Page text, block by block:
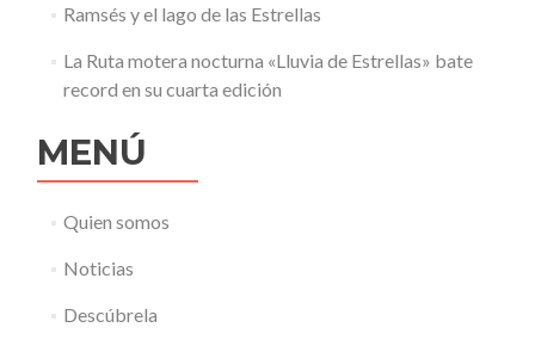
Ramsés y el lago de las Estrellas
La Ruta motera nocturna «Lluvia de Estrellas» bate
record en su cuarta edición
MENÚ
Quien somos
Noticias
Descúbrela